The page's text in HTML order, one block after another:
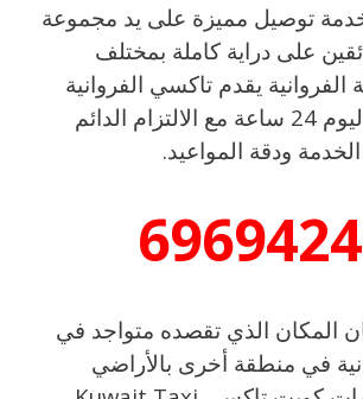
توصيل مميزة على يد مجموعة
على دراية كاملة بمختلف
يقدم تاكسي الفروانية
خدماته طوال اليوم 24 ساعة مع الالتزام الدائم
ودقة المواعيد.
المكان الذي تقصده متواجد في
في منطقة أخرى بالأراضي